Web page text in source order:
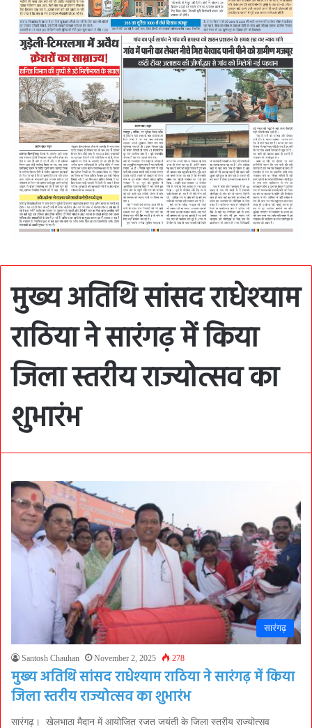
मुख्य अतिथि सांसद राधेश्याम
राठिया ने सारंगढ़ में किया
जिला स्तरीय राज्योत्सव का
शुभारंभ
सारंगढ़
Santosh Chauhan November 2, 2025 278
मुख्य अतिथि सांसद राधेश्याम राठिया ने सारंगढ़ में किया
जिला स्तरीय राज्योत्सव का शुभारंभ
सारंगढ़। खेलभाठा मैदान में आयोजित रजत जयंती के जिला स्तरीय राज्योत्सव